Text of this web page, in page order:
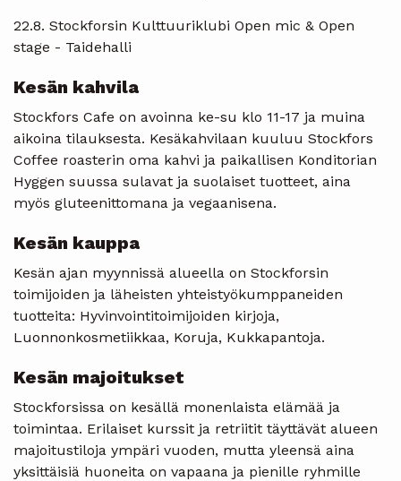
22.8. Stockforsin Kulttuuriklubi Open mic & Open
stage - Taidehalli
Kesän kahvila
Stockfors Cafe on avoinna ke-su klo 11-17 ja muina
aikoina tilauksesta. Kesäkahvilaan kuuluu Stockfors
Coffee roasterin oma kahvi ja paikallisen Konditorian
Hyggen suussa sulavat ja suolaiset tuotteet, aina
myös gluteenittomana ja vegaanisena.
Kesän kauppa
Kesän ajan myynnissä alueella on Stockforsin
toimijoiden ja läheisten yhteistyökumppaneiden
tuotteita: Hyvinvointitoimijoiden kirjoja,
Luonnonkosmetiikkaa, Koruja, Kukkapantoja.
Kesän majoitukset
Stockforsissa on kesällä monenlaista elämää ja
toimintaa. Erilaiset kurssit ja retriitit täyttävät alueen
majoitustiloja ympäri vuoden, mutta yleensä aina
yksittäisiä huoneita on vapaana ja pienille ryhmille